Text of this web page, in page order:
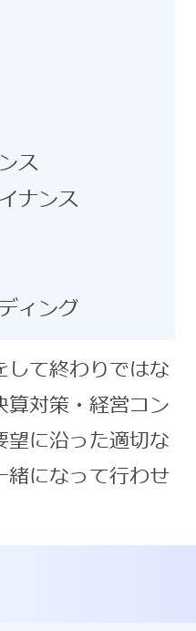
ス
ナンス
ィング
して終わりではな
算対策・経営コン
に沿った適切な
緒になって行わせ